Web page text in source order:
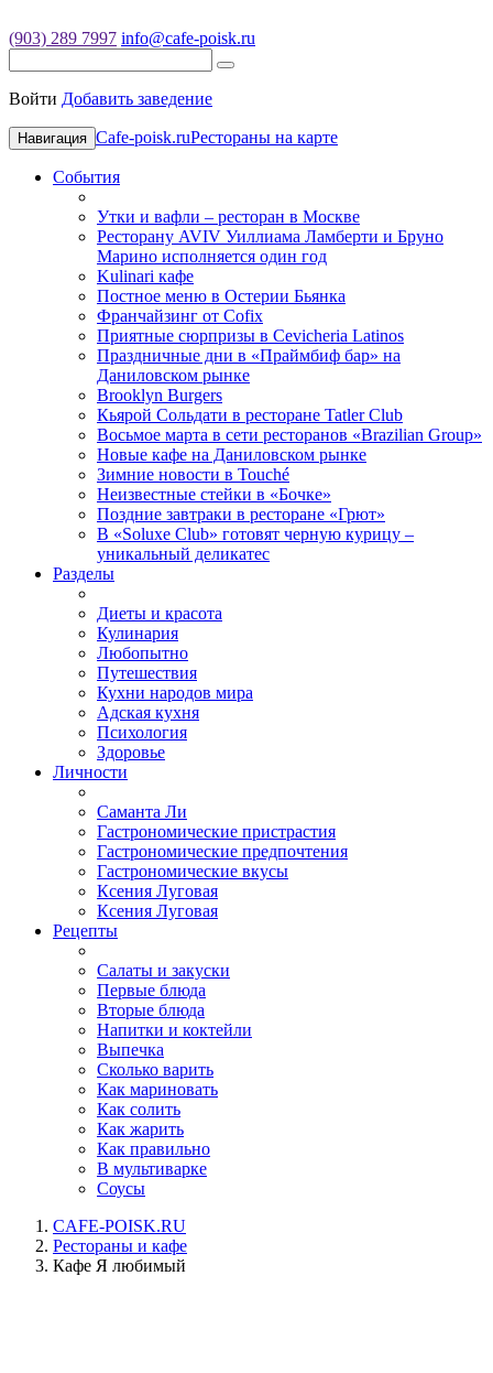
(903) 289 7997 info@cafe-poisk.ru
Войти Добавить заведение
Навигация Cafe-poisk.ruРестораны на карте
События
Утки и вафли – ресторан в Москве
Ресторану AVIV Уиллиама Ламберти и Бруно
Марино исполняется один год
Kulinari кафе
Постное меню в Остерии Бьянка
Франчайзинг от Cofix
Приятные сюрпризы в Cevicheria Latinos
Праздничные дни в «Праймбиф бар» на
Даниловском рынке
Brooklyn Burgers
Кьярой Сольдати в ресторане Tatler Club
Восьмое марта в сети ресторанов «Brazilian Group»
Новые кафе на Даниловском рынке
Зимние новости в Touché
Неизвестные стейки в «Бочке»
Поздние завтраки в ресторане «Грют»
В «Soluxe Club» готовят черную курицу –
уникальный деликатес
Разделы
Диеты и красота
Кулинария
Любопытно
Путешествия
Кухни народов мира
Адская кухня
Психология
Здоровье
Личности
Саманта Ли
Гастрономические пристрастия
Гастрономические предпочтения
Гастрономические вкусы
Ксения Луговая
Ксения Луговая
Рецепты
Салаты и закуски
Первые блюда
Вторые блюда
Напитки и коктейли
Выпечка
Сколько варить
Как мариновать
Как солить
Как жарить
Как правильно
В мультиварке
Соусы
CAFE-POISK.RU
Рестораны и кафе
Кафе Я любимый